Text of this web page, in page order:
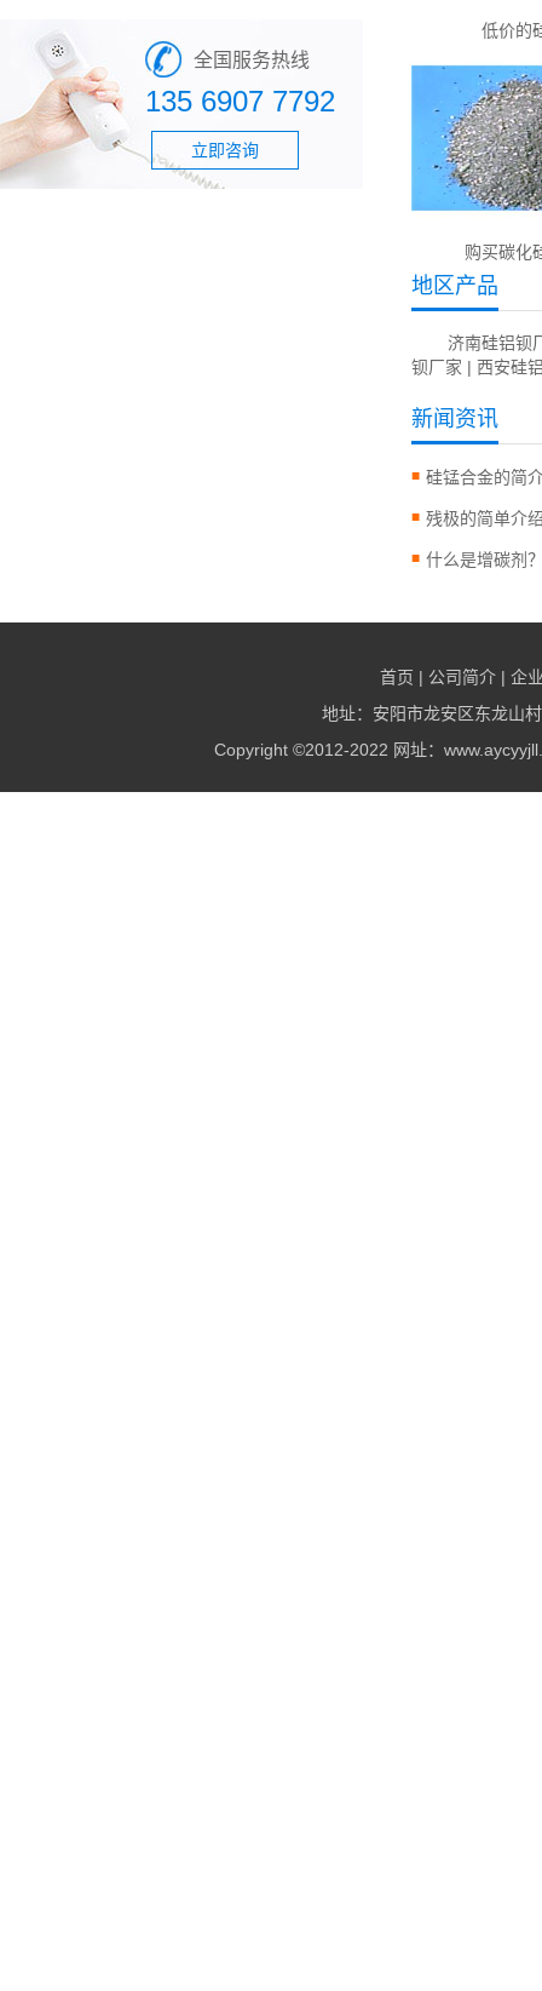
全国服务热线
135 6907 7792
立即咨询
低价的
购买碳化
地区产品
济南硅铝钡
钡厂家 | 西安硅
新闻资讯
硅锰合金的简
残极的简单介
什么是增碳剂
首页 | 公司简介 | 企
地址：安阳市龙安区东龙山
Copyright ©2012-2022 网址：